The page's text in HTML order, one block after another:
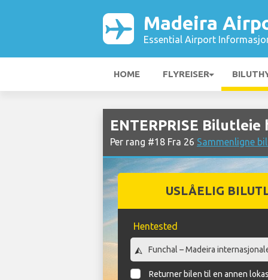
Madeira
Essential Airport
HOME FLYREISER
ENTERPRISE
Per rang #18 Fra 26 Sammenligne
USLÅELIG
Hentested
Returner bilen til en annen